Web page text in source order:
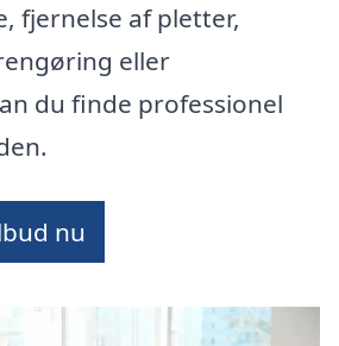
fjernelse af pletter,
eller
du finde professionel
nu